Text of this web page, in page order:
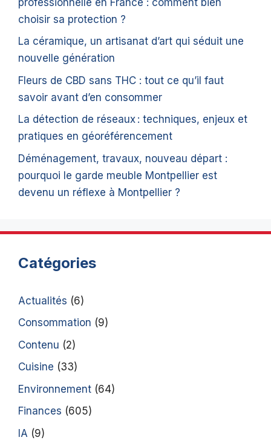
choisir sa protection ?
La céramique, un artisanat d’art qui séduit une
nouvelle génération
Fleurs de CBD sans THC : tout ce qu’il faut
savoir avant d’en consommer
La détection de réseaux : techniques, enjeux et
pratiques en géoréférencement
Déménagement, travaux, nouveau départ :
pourquoi le garde meuble Montpellier est
devenu un réflexe à Montpellier ?
Catégories
Actualités (6)
Consommation (9)
Contenu (2)
Cuisine (33)
Environnement (64)
Finances (605)
IA (9)